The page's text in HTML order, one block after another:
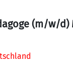
(m/w/d)